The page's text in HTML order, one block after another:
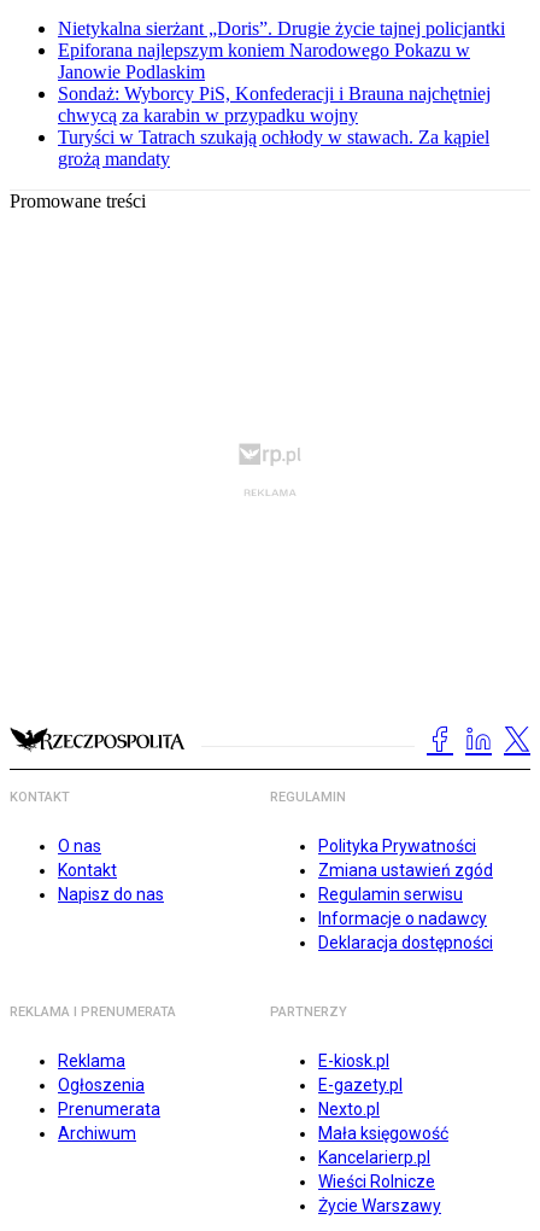
Nietykalna sierżant „Doris”. Drugie życie tajnej policjantki
Epiforana najlepszym koniem Narodowego Pokazu w
Janowie Podlaskim
Sondaż: Wyborcy PiS, Konfederacji i Brauna najchętniej
chwycą za karabin w przypadku wojny
Turyści w Tatrach szukają ochłody w stawach. Za kąpiel
grożą mandaty
Promowane treści
KONTAKT
O nas
Kontakt
Napisz do nas
REGULAMIN
Polityka Prywatności
Zmiana ustawień zgód
Regulamin serwisu
Informacje o nadawcy
Deklaracja dostępności
REKLAMA I PRENUMERATA
Reklama
Ogłoszenia
Prenumerata
Archiwum
PARTNERZY
E-kiosk.pl
E-gazety.pl
Nexto.pl
Mała księgowość
Kancelarierp.pl
Wieści Rolnicze
Życie Warszawy